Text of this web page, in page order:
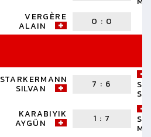
VERGÈRE
ALAIN 0 : 0
STARKERMANN
SILVAN 7 : 6
KARABIYIK
AYGÜN 1 : 7